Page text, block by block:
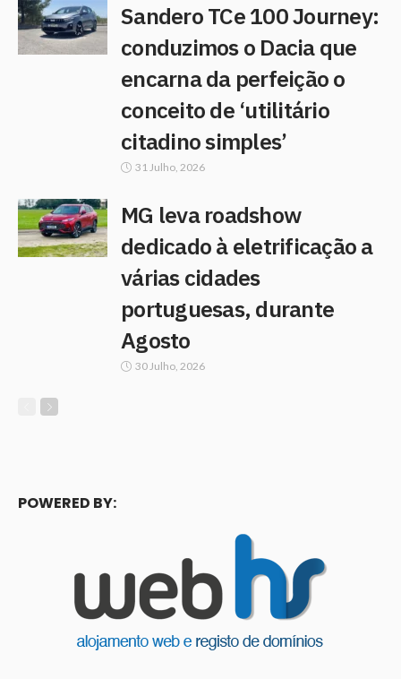
Sandero TCe 100 Journey:
conduzimos o Dacia que
encarna da perfeição o
conceito de ‘utilitário
citadino simples’
31 Julho, 2026
MG leva roadshow
dedicado à eletrificação a
várias cidades
portuguesas, durante
Agosto
30 Julho, 2026
POWERED BY: